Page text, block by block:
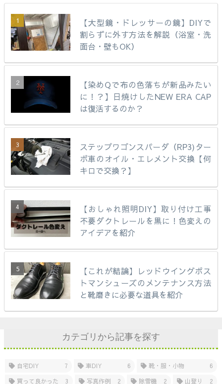
【大型鏡・ドレッサーの鏡】DIYで
割らずに外す方法を解説（浴室・洗
面台・壁もOK）
【染めQで布の色落ちが新品みたい
に！？】日焼けしたNEW ERA CAP
は復活するのか？
ステップワゴンスパーダ（RP3)ター
ボ車のオイル・エレメント交換【何
キロで交換？】
【おしゃれ照明DIY】取り付け工事
不要ダクトレールを黒に！色変えの
アイデアを紹介
【これが結論】レッドウイングポス
トマンシューズのメンテナンス方法
と靴磨きに必要な道具を紹介
カテゴリから記事を探す
自宅DIY 7 車DIY 6 靴・服・小物
6
買って良かった
3 写真作例 2 除雪機 2 山登り 2